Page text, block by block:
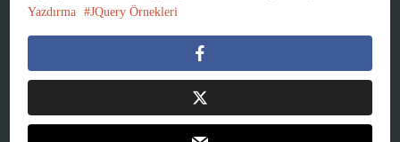
Yazdırma
JQuery Örnekleri